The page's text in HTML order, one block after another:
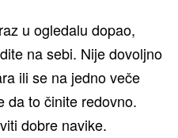
u ogledalu dopao,
na sebi. Nije dovoljno
ili se na jedno veče
da to činite redovno.
dobre navike.